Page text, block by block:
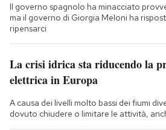
Il governo spagnolo ha minacciato
ma il governo di Giorgia Meloni ha
ripensarci
La crisi idrica sta riducendo la
elettrica in Europa
A causa dei livelli molto bassi dei fiumi
dovuto chiudere o limitare le attività,